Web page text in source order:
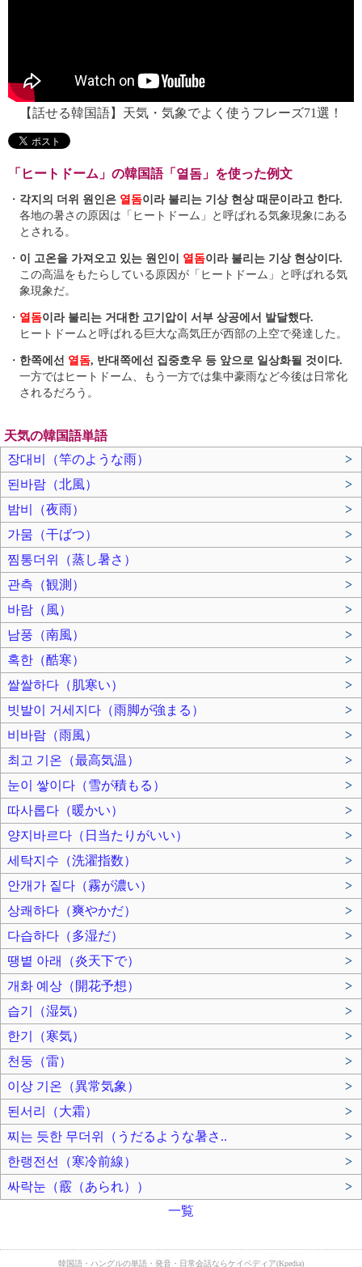
【話せる韓国語】天気・気象でよく使うフレーズ71選！
「ヒートドーム」の韓国語「열돔」を使った例文
・ 각지의 더위 원인은 열돔이라 불리는 기상 현상 때문이라고 한다.
各地の暑さの原因は「ヒートドーム」と呼ばれる気象現象にある
とされる。
・ 이 고온을 가져오고 있는 원인이 열돔이라 불리는 기상 현상이다.
この高温をもたらしている原因が「ヒートドーム」と呼ばれる気
象現象だ。
・ 열돔이라 불리는 거대한 고기압이 서부 상공에서 발달했다.
ヒートドームと呼ばれる巨大な高気圧が西部の上空で発達した。
・ 한쪽에선 열돔, 반대쪽에선 집중호우 등 앞으로 일상화될 것이다.
一方ではヒートドーム、もう一方では集中豪雨など今後は日常化
されるだろう。
天気の韓国語単語
장대비（竿のような雨）
>
된바람（北風）
>
밤비（夜雨）
>
가뭄（干ばつ）
>
찜통더위（蒸し暑さ）
>
관측（観測）
>
바람（風）
>
남풍（南風）
>
혹한（酷寒）
>
쌀쌀하다（肌寒い）
>
빗발이 거세지다（雨脚が強まる）
>
비바람（雨風）
>
최고 기온（最高気温）
>
눈이 쌓이다（雪が積もる）
>
따사롭다（暖かい）
>
양지바르다（日当たりがいい）
>
세탁지수（洗濯指数）
>
안개가 짙다（霧が濃い）
>
상쾌하다（爽やかだ）
>
다습하다（多湿だ）
>
땡볕 아래（炎天下で）
>
개화 예상（開花予想）
>
습기（湿気）
>
한기（寒気）
>
천둥（雷）
>
이상 기온（異常気象）
>
된서리（大霜）
>
찌는 듯한 무더위（うだるような暑さ..
>
한랭전선（寒冷前線）
>
싸락눈（霰（あられ））
>
一覧
韓国語・ハングルの単語・発音・日常会話ならケイペディア(Kpedia)